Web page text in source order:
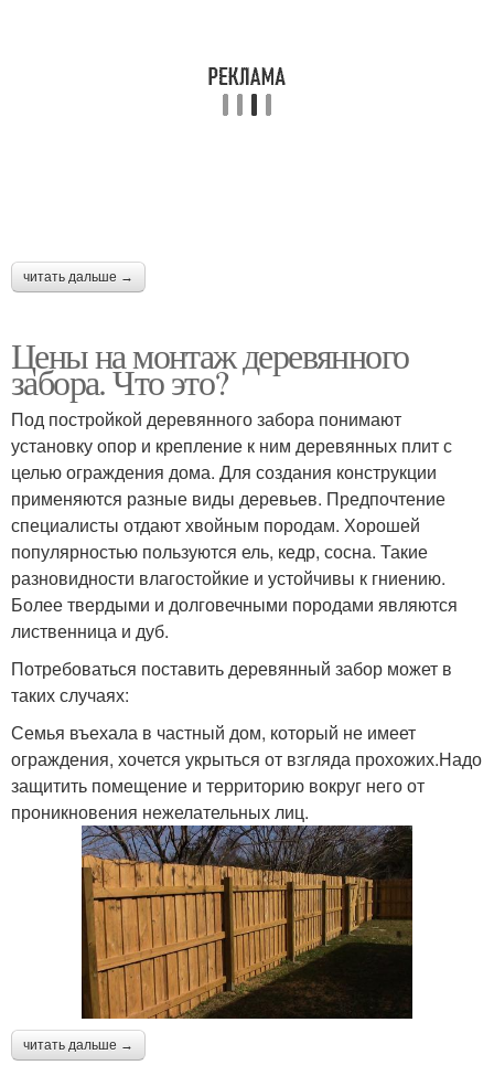
читать дальше →
Цены на монтаж деревянного
забора. Что это?
Под постройкой деревянного забора понимают
установку опор и крепление к ним деревянных плит с
целью ограждения дома. Для создания конструкции
применяются разные виды деревьев. Предпочтение
специалисты отдают хвойным породам. Хорошей
популярностью пользуются ель, кедр, сосна. Такие
разновидности влагостойкие и устойчивы к гниению.
Более твердыми и долговечными породами являются
лиственница и дуб.
Потребоваться поставить деревянный забор может в
таких случаях:
Семья въехала в частный дом, который не имеет
ограждения, хочется укрыться от взгляда прохожих.Надо
защитить помещение и территорию вокруг него от
проникновения нежелательных лиц.
читать дальше →